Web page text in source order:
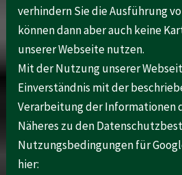
verhindern Sie die Ausführung
können dann aber auch keine
unserer Webseite nutzen.
Mit der Nutzung unserer
Einverständnis mit der
Verarbeitung der Informationen
Näheres zu den
Nutzungsbedingungen für
hier: